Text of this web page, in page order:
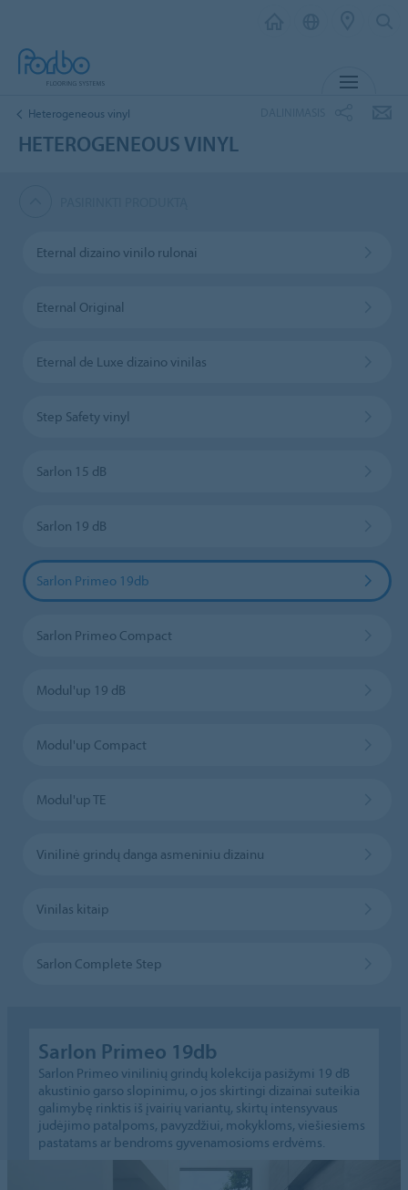
Heterogeneous vinyl
HETEROGENEOUS VINYL
Eternal dizaino vinilo rulonai
Eternal Original
Eternal de Luxe dizaino vinilas
Step Safety vinyl
Sarlon 15 dB
Sarlon 19 dB
Sarlon Primeo 19db
Sarlon Primeo Compact
Modul'up 19 dB
Modul'up Compact
Modul'up TE
Vinilinė grindų danga asmeniniu dizainu
Vinilas kitaip
Sarlon Complete Step
Sarlon Primeo 19db
Sarlon Primeo vinilinių grindų kolekcija pasižymi 19 dB
akustinio garso slopinimu, o jos skirtingi dizainai suteikia
galimybę rinktis iš įvairių variantų, skirtų intensyvaus
judėjimo patalpoms, pavyzdžiui, mokykloms, viešiesiems
pastatams ar bendroms gyvenamosioms erdvėms.